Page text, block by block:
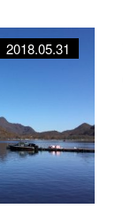
2018.05.31